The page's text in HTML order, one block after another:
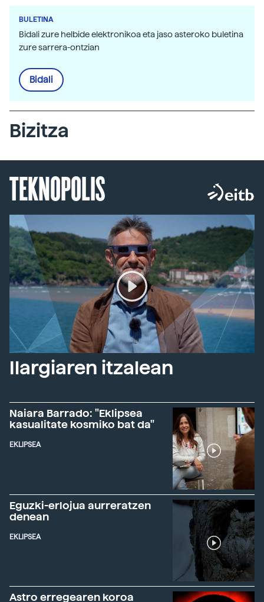
BULETINA
Bidali zure helbide elektronikoa eta jaso asteroko buletina
zure sarrera-ontzian
Bidali
Bizitza
TEKNOPOLIS
Ilargiaren itzalean
Naiara Barrado: "Eklipsea
kasualitate kosmiko bat da"
EKLIPSEA
Eguzki-erlojua aurreratzen
denean
EKLIPSEA
Astro erregearen koroa